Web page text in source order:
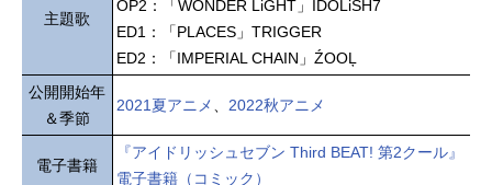
主題歌
OP2：「WONDER LiGHT」IDOLiSH7
ED1：「PLACES」TRIGGER
ED2：「IMPERIAL CHAIN」ŹOOĻ
公開開始年
＆季節
2021夏アニメ 2022秋アニメ
電子書籍
『アイドリッシュセブン Third BEAT! 第2クール』
電子書籍（コミック）